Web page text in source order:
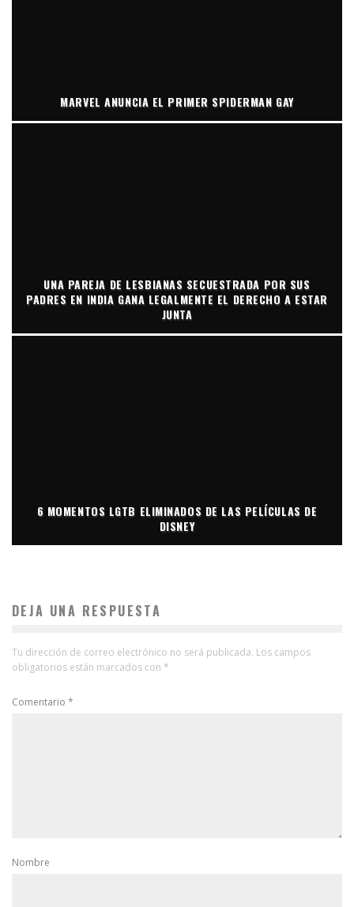
MARVEL ANUNCIA EL PRIMER SPIDERMAN GAY
UNA PAREJA DE LESBIANAS SECUESTRADA POR SUS
PADRES EN INDIA GANA LEGALMENTE EL DERECHO A ESTAR
JUNTA
6 MOMENTOS LGTB ELIMINADOS DE LAS PELÍCULAS DE
DISNEY
DEJA UNA RESPUESTA
Tu dirección de correo electrónico no será publicada. Los campos
obligatorios están marcados con *
Comentario *
Nombre